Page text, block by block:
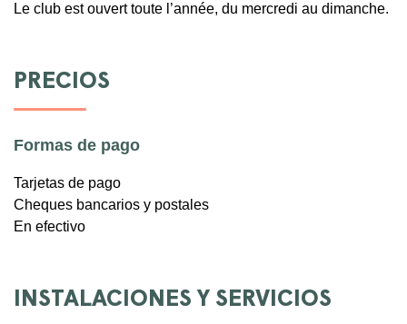
Le club est ouvert toute l’année, du mercredi au dimanche.
PRECIOS
Formas de pago
Tarjetas de pago
Cheques bancarios y postales
En efectivo
INSTALACIONES Y SERVICIOS